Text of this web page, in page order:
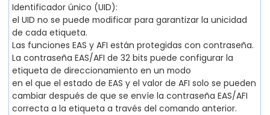
Identificador único (UID):
el UID no se puede modificar para garantizar la unicidad
de cada etiqueta.
Las funciones EAS y AFI están protegidas con contraseña.
La contraseña EAS/AFI de 32 bits puede configurar la
etiqueta de direccionamiento en un modo
en el que el estado de EAS y el valor de AFI solo se pueden
cambiar después de que se envíe la contraseña EAS/AFI
correcta a la etiqueta a través del comando anterior.